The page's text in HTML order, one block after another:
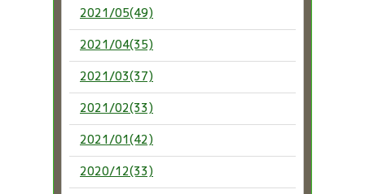
2021/05(49)
2021/04(35)
2021/03(37)
2021/02(33)
2021/01(42)
2020/12(33)